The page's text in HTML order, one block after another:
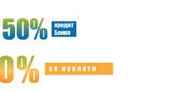
u Tvornici kulture 5. rujna
i mlati pare: Penzioner svakog